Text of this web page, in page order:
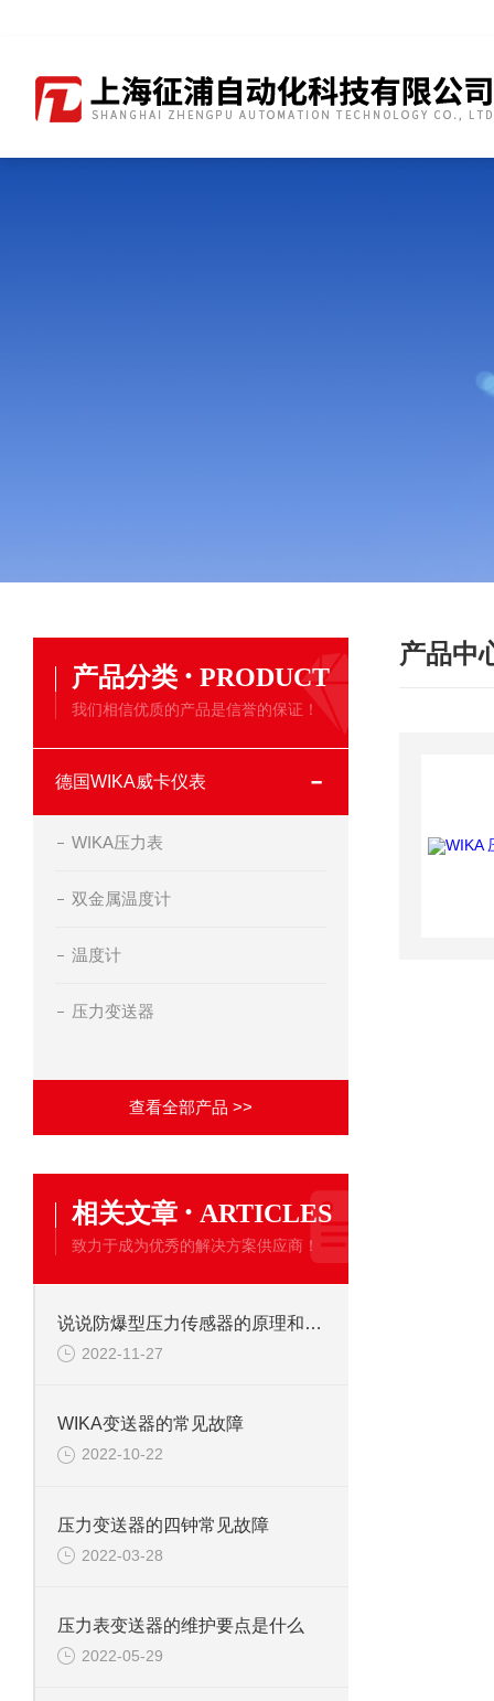
产品分类 · PRODUCT
我们相信优质的产品是信誉的保证！
德国WIKA威卡仪表
WIKA压力表
双金属温度计
温度计
压力变送器
查看全部产品 >>
相关文章 · ARTICLES
致力于成为优秀的解决方案供应商！
说说防爆型压力传感器的原理和安装
2022-11-27
WIKA变送器的常见故障
2022-10-22
压力变送器的四钟常见故障
2022-03-28
压力表变送器的维护要点是什么
2022-05-29
产品中